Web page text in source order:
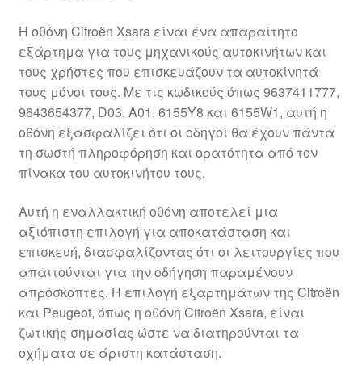
Μεταφορά
Ο λογαριασμός μου
Ολοκλήρωση αγοράς
Παγκόσμια αποστολή
Παράπονα
πληρωμές
Πολιτική Απορρήτου
Η οθόνη Citroën Xsara είναι ένα απαραίτητο
εξάρτημα για τους μηχανικούς αυτοκινήτων και
τους χρήστες που επισκευάζουν τα αυτοκίνητά
τους μόνοι τους. Με τις κωδικούς όπως 9637411777,
9643654377, D03, A01, 6155Y8 και 6155W1, αυτή η
οθόνη εξασφαλίζει ότι οι οδηγοί θα έχουν πάντα
τη σωστή πληροφόρηση και ορατότητα από τον
πίνακα του αυτοκινήτου τους.
Αυτή η εναλλακτική οθόνη αποτελεί μια
αξιόπιστη επιλογή για αποκατάσταση και
επισκευή, διασφαλίζοντας ότι οι λειτουργίες που
απαιτούνται για την οδήγηση παραμένουν
απρόσκοπτες. Η επιλογή εξαρτημάτων της Citroën
και Peugeot, όπως η οθόνη Citroën Xsara, είναι
ζωτικής σημασίας ώστε να διατηρούνται τα
οχήματα σε άριστη κατάσταση.